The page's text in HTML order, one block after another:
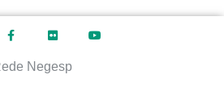
Negesp